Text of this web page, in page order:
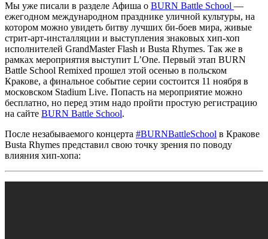
Мы уже писали в разделе Афиша о BURN Battle School —
ежегодном международном празднике уличной культуры, на
котором можно увидеть битву лучших би-боев мира, живые
стрит-арт-инсталляции и выступления знаковых хип-хоп
исполнителей GrandMaster Flash и Busta Rhymes. Так же в
рамках мероприятия выступит L’One. Первый этап BURN
Battle School Remixed прошел этой осенью в польском
Кракове, а финальное событие серии состоится 11 ноября в
московском Stadium Live. Попасть на мероприятие можно
бесплатно, но перед этим надо пройти простую регистрацию
на сайте BURN Battle School.
После незабываемого концерта #BURNBattleSchool в Кракове
Busta Rhymes представил свою точку зрения по поводу
влияния хип-хопа: